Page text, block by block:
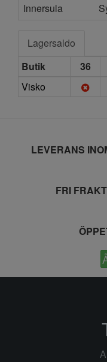
Innersula
Lagersaldo
Butik
36
Visko
LEVERANS
FRI